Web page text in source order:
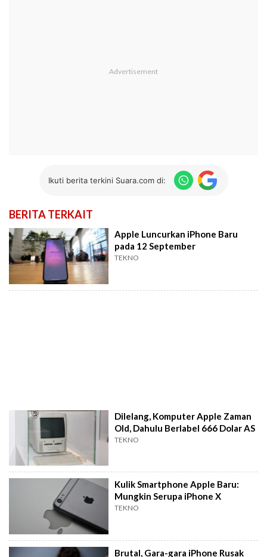
Ikuti berita terkini Suara.com di:
BERITA TERKAIT
Apple Luncurkan iPhone Baru
pada 12 September
TEKNO
Dilelang, Komputer Apple Zaman
Old, Dahulu Berlabel 666 Dolar AS
TEKNO
Kulik Smartphone Apple Baru:
Mungkin Serupa iPhone X
TEKNO
Brutal, Gara-gara iPhone Rusak